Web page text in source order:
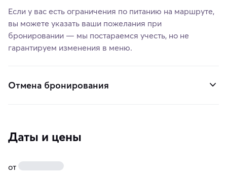
Если у вас есть ограничения по питанию на маршруте,
вы можете указать ваши пожелания при
бронировании — мы постараемся учесть, но не
гарантируем изменения в меню.
Отмена бронирования
Даты и цены
от